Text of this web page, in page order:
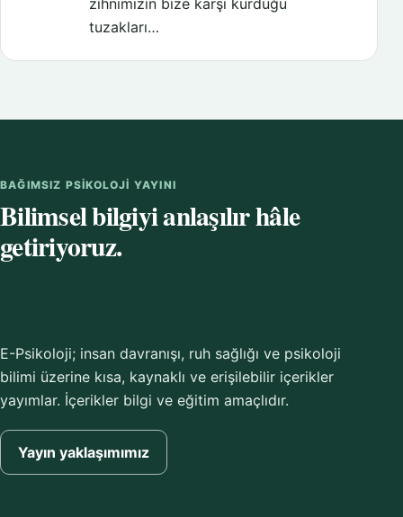
tuzakları…
BAĞIMSIZ PSIKOLOJI YAYINI
Bilimsel bilgiyi anlaşılır hâle
getiriyoruz.
E-Psikoloji; insan davranışı, ruh sağlığı ve psikoloji
bilimi üzerine kısa, kaynaklı ve erişilebilir içerikler
yayımlar. İçerikler bilgi ve eğitim amaçlıdır.
Yayın yaklaşımımız